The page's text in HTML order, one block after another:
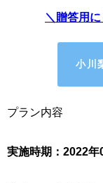
＼贈答用
小川
プラン内容
実施時期：2022年